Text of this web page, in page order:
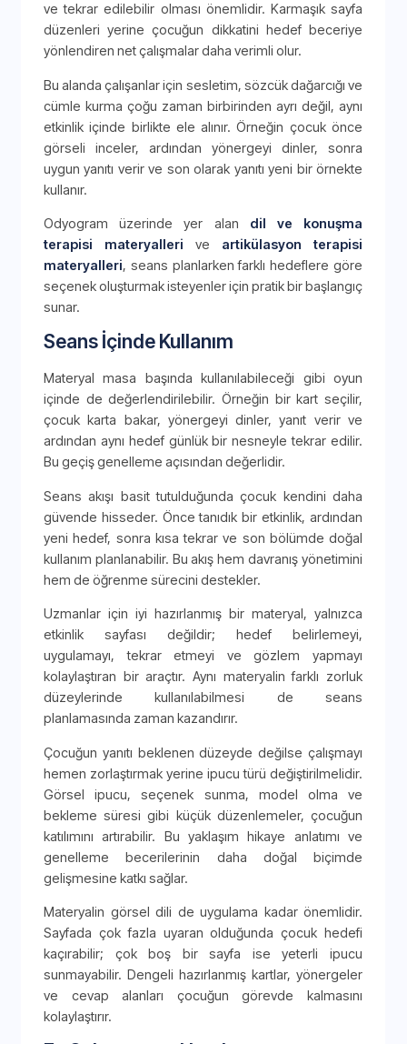
ve tekrar edilebilir olması önemlidir. Karmaşık sayfa
düzenleri yerine çocuğun dikkatini hedef beceriye
yönlendiren net çalışmalar daha verimli olur.
Bu alanda çalışanlar için sesletim, sözcük dağarcığı ve
cümle kurma çoğu zaman birbirinden ayrı değil, aynı
etkinlik içinde birlikte ele alınır. Örneğin çocuk önce
görseli inceler, ardından yönergeyi dinler, sonra
uygun yanıtı verir ve son olarak yanıtı yeni bir örnekte
kullanır.
Odyogram üzerinde yer alan dil ve konuşma
terapisi materyalleri ve artikülasyon terapisi
materyalleri, seans planlarken farklı hedeflere göre
seçenek oluşturmak isteyenler için pratik bir başlangıç
sunar.
Seans İçinde Kullanım
Materyal masa başında kullanılabileceği gibi oyun
içinde de değerlendirilebilir. Örneğin bir kart seçilir,
çocuk karta bakar, yönergeyi dinler, yanıt verir ve
ardından aynı hedef günlük bir nesneyle tekrar edilir.
Bu geçiş genelleme açısından değerlidir.
Seans akışı basit tutulduğunda çocuk kendini daha
güvende hisseder. Önce tanıdık bir etkinlik, ardından
yeni hedef, sonra kısa tekrar ve son bölümde doğal
kullanım planlanabilir. Bu akış hem davranış yönetimini
hem de öğrenme sürecini destekler.
Uzmanlar için iyi hazırlanmış bir materyal, yalnızca
etkinlik sayfası değildir; hedef belirlemeyi,
uygulamayı, tekrar etmeyi ve gözlem yapmayı
kolaylaştıran bir araçtır. Aynı materyalin farklı zorluk
düzeylerinde kullanılabilmesi de seans
planlamasında zaman kazandırır.
Çocuğun yanıtı beklenen düzeyde değilse çalışmayı
hemen zorlaştırmak yerine ipucu türü değiştirilmelidir.
Görsel ipucu, seçenek sunma, model olma ve
bekleme süresi gibi küçük düzenlemeler, çocuğun
katılımını artırabilir. Bu yaklaşım hikaye anlatımı ve
genelleme becerilerinin daha doğal biçimde
gelişmesine katkı sağlar.
Materyalin görsel dili de uygulama kadar önemlidir.
Sayfada çok fazla uyaran olduğunda çocuk hedefi
kaçırabilir; çok boş bir sayfa ise yeterli ipucu
sunmayabilir. Dengeli hazırlanmış kartlar, yönergeler
ve cevap alanları çocuğun görevde kalmasını
kolaylaştırır.